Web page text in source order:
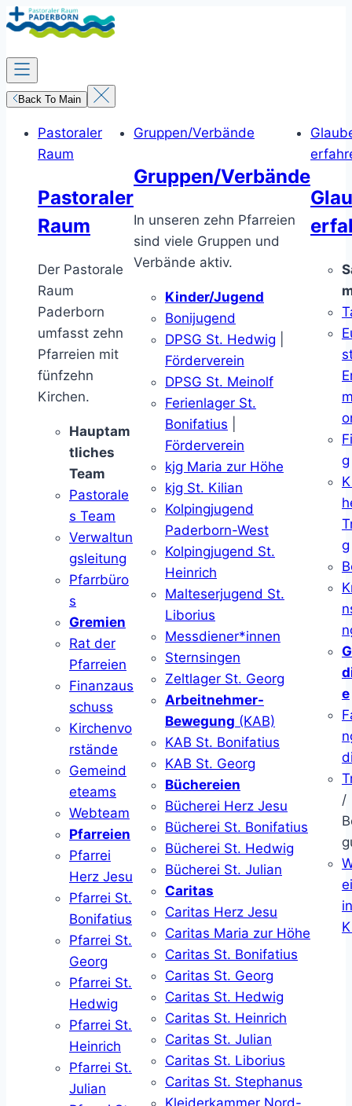
Zum
Inhalt
springen
Back To Main
Pastoraler
Raum
Pastoraler
Raum
Der Pastorale
Raum
Paderborn
umfasst zehn
Pfarreien mit
fünfzehn
Kirchen.
Hauptam
tliches
Team
Pastorale
s Team
Verwaltun
gsleitung
Pfarrbüro
s
Gremien
Rat der
Pfarreien
Finanzaus
schuss
Kirchenvo
rstände
Gemeind
eteams
Webteam
Pfarreien
Pfarrei
Herz Jesu
Pfarrei St.
Bonifatius
Pfarrei St.
Georg
Pfarrei St.
Hedwig
Pfarrei St.
Heinrich
Pfarrei St.
Julian
Gruppen/Verbände
Gruppen/Verbände
In unseren zehn Pfarreien
sind viele Gruppen und
Verbände aktiv.
Kinder/Jugend
Bonijugend
DPSG St. Hedwig
Förderverein
DPSG St. Meinolf
Ferienlager St.
Bonifatius
Förderverein
kjg Maria zur Höhe
kjg St. Kilian
Kolpingjugend
Paderborn-West
Kolpingjugend St.
Heinrich
Malteserjugend St.
Liborius
Messdiener*innen
Sternsingen
Zeltlager St. Georg
Arbeitnehmer-
Bewegung (KAB)
KAB St. Bonifatius
KAB St. Georg
Büchereien
Bücherei Herz Jesu
Bücherei St. Bonifatius
Bücherei St. Hedwig
Bücherei St. Julian
Caritas
Caritas Herz Jesu
Caritas Maria zur Höhe
Caritas St. Bonifatius
Caritas St. Georg
Caritas St. Hedwig
Caritas St. Heinrich
Caritas St. Julian
Caritas St. Liborius
Caritas St. Stephanus
Kleiderkammer Nord-
g
g
e
/